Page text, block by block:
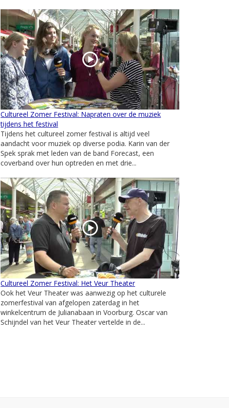
Cultureel Zomer Festival: Napraten over de muziek
tijdens het festival
Tijdens het cultureel zomer festival is altijd veel
aandacht voor muziek op diverse podia. Karin van der
Spek sprak met leden van de band Forecast, een
coverband over hun optreden en met drie...
Cultureel Zomer Festival: Het Veur Theater
Ook het Veur Theater was aanwezig op het culturele
zomerfestival van afgelopen zaterdag in het
winkelcentrum de Julianabaan in Voorburg. Oscar van
Schijndel van het Veur Theater vertelde in de...